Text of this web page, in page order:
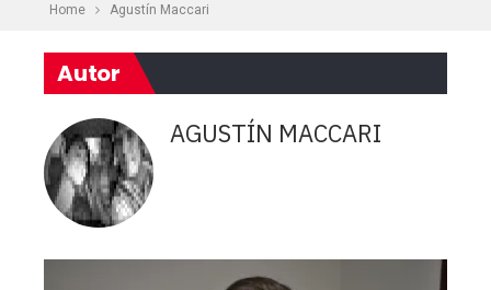
Home Agustín Maccari
Autor
AGUSTÍN MACCARI